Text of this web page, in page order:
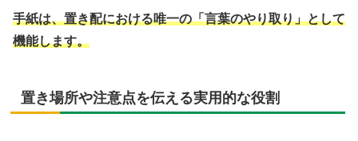
手紙は、置き配における唯一の「言葉のやり取り」として
機能します。
置き場所や注意点を伝える実用的な役割